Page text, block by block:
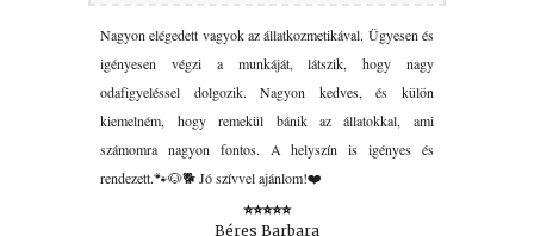
Nagyon elégedett vagyok az állatkozmetikával. Ügyesen és
igényesen végzi a munkáját, látszik, hogy nagy
odafigyeléssel dolgozik. Nagyon kedves, és külön
kiemelném, hogy remekül bánik az állatokkal, ami
számomra nagyon fontos. A helyszín is igényes és
rendezett.🐾🐶🐕 Jó szívvel ajánlom!❤️
⭐⭐⭐⭐⭐
Béres Barbara